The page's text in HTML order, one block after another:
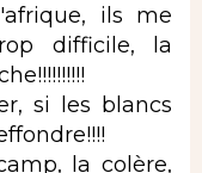
ils me
difficile, la
si les blancs
la colère,